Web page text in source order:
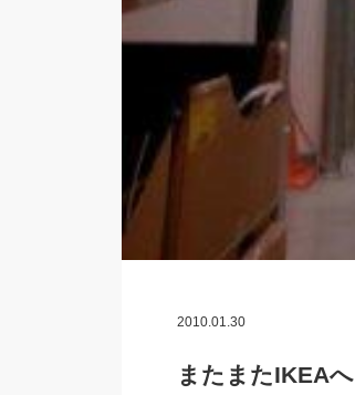
2010.01.30
またまたIKEAへ